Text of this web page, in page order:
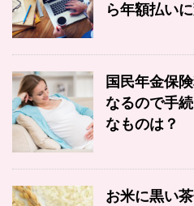
ら年額払い
国民年金保
なるので手
なものは？
お米に黒い